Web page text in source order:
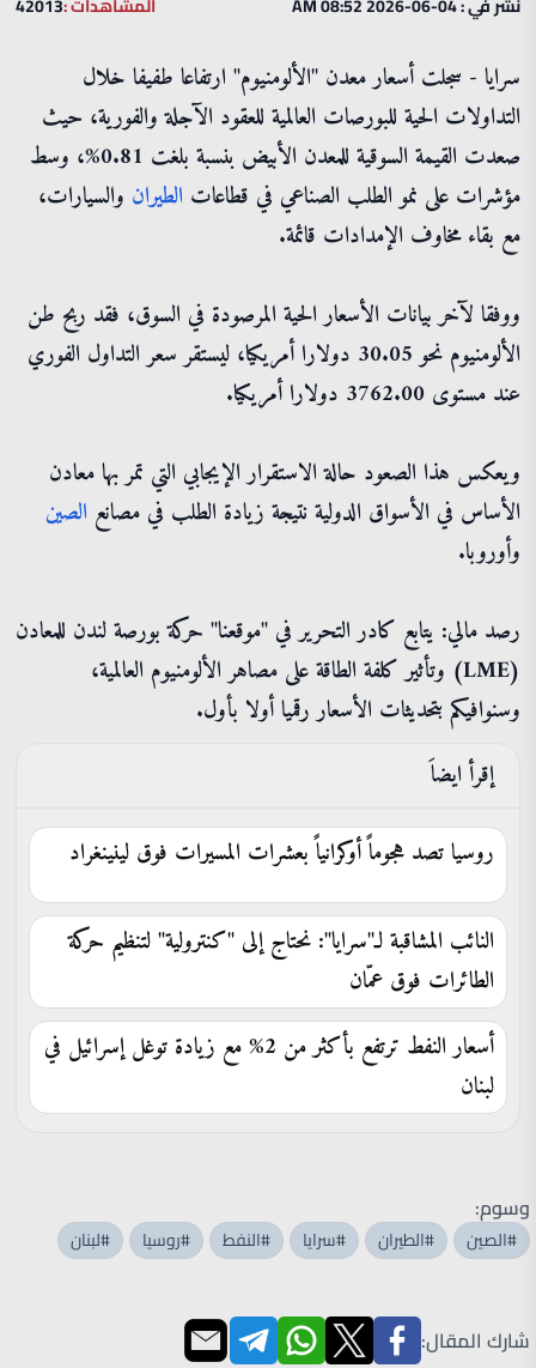
نشر في : 04-06-2026 08:52 AM المشاهدات :42013
سرايا - سجلت أسعار معدن "الألومنيوم" ارتفاعا طفيفا خلال
التداولات الحية للبورصات العالمية للعقود الآجلة والفورية، حيث
صعدت القيمة السوقية للمعدن الأبيض بنسبة بلغت 0.81%، وسط
مؤشرات على نمو الطلب الصناعي في قطاعات الطيران والسيارات،
مع بقاء مخاوف الإمدادات قائمة.
ووفقا لآخر بيانات الأسعار الحية المرصودة في السوق، فقد ربح طن
الألومنيوم نحو 30.05 دولارا أمريكيا، ليستقر سعر التداول الفوري
عند مستوى 3762.00 دولارا أمريكيا.
ويعكس هذا الصعود حالة الاستقرار الإيجابي التي تمر بها معادن
الأساس في الأسواق الدولية نتيجة زيادة الطلب في مصانع الصين
وأوروبا.
رصد مالي: يتابع كادر التحرير في "موقعنا" حركة بورصة لندن للمعادن
(LME) وتأثير كلفة الطاقة على مصاهر الألومنيوم العالمية،
وسنوافيكم بتحديثات الأسعار رقميا أولا بأول.
إقرأ ايضاَ
روسيا تصد هجوماً أوكرانياً بعشرات المسيرات فوق لينينغراد
النائب المشاقبة لـ"سرايا": نحتاج إلى "كنترولية" لتنظيم حركة
الطائرات فوق عمّان
أسعار النفط ترتفع بأكثر من 2% مع زيادة توغل إسرائيل في
لبنان
وسوم:
#الصين #الطيران #سرايا #النفط #روسيا #لبنان
شارك المقال: